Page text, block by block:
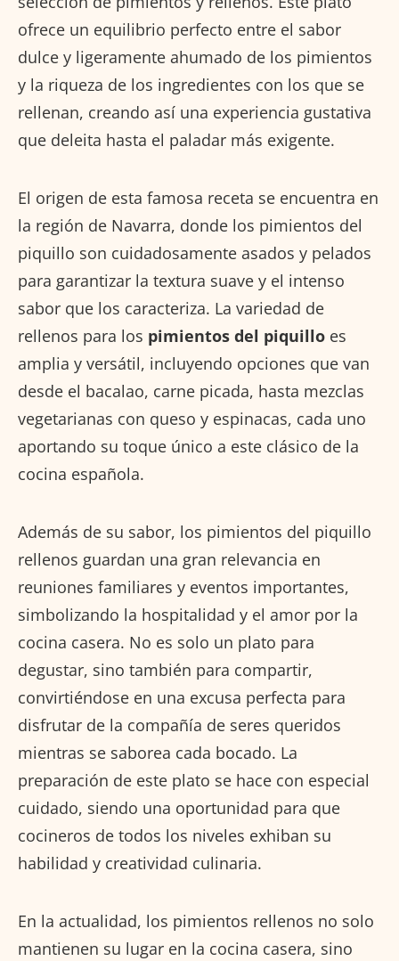
ofrece un equilibrio perfecto entre el sabor
dulce y ligeramente ahumado de los pimientos
y la riqueza de los ingredientes con los que se
rellenan, creando así una experiencia gustativa
que deleita hasta el paladar más exigente.
El origen de esta famosa receta se encuentra en
la región de Navarra, donde los pimientos del
piquillo son cuidadosamente asados y pelados
para garantizar la textura suave y el intenso
sabor que los caracteriza. La variedad de
rellenos para los pimientos del piquillo es
amplia y versátil, incluyendo opciones que van
desde el bacalao, carne picada, hasta mezclas
vegetarianas con queso y espinacas, cada uno
aportando su toque único a este clásico de la
cocina española.
Además de su sabor, los pimientos del piquillo
rellenos guardan una gran relevancia en
reuniones familiares y eventos importantes,
simbolizando la hospitalidad y el amor por la
cocina casera. No es solo un plato para
degustar, sino también para compartir,
convirtiéndose en una excusa perfecta para
disfrutar de la compañía de seres queridos
mientras se saborea cada bocado. La
preparación de este plato se hace con especial
cuidado, siendo una oportunidad para que
cocineros de todos los niveles exhiban su
habilidad y creatividad culinaria.
En la actualidad, los pimientos rellenos no solo
mantienen su lugar en la cocina casera, sino